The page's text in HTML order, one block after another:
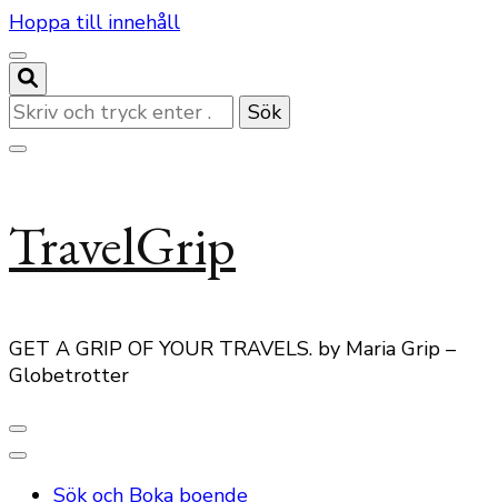
Hoppa till innehåll
Letar
du
efter
TravelGrip
GET A GRIP OF YOUR TRAVELS. by Maria Grip –
Globetrotter
Sök och Boka boende